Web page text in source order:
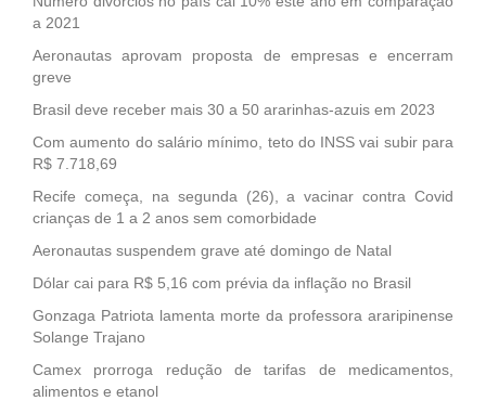
a 2021
Aeronautas aprovam proposta de empresas e encerram
greve
Brasil deve receber mais 30 a 50 ararinhas-azuis em 2023
Com aumento do salário mínimo, teto do INSS vai subir para
R$ 7.718,69
Recife começa, na segunda (26), a vacinar contra Covid
crianças de 1 a 2 anos sem comorbidade
Aeronautas suspendem grave até domingo de Natal
Dólar cai para R$ 5,16 com prévia da inflação no Brasil
Gonzaga Patriota lamenta morte da professora araripinense
Solange Trajano
Camex prorroga redução de tarifas de medicamentos,
alimentos e etanol